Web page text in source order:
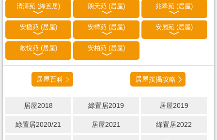
清濤苑 (綠置居) 朗天苑 (居屋) 兆翠苑 (居屋)
安楹苑 (居屋) 安樺苑 (居屋) 安麗苑 (居屋)
啟悅苑 (居屋) 安柏苑 (居屋)
居屋百科 居屋按揭攻略
居屋2018 綠置居2019 居屋2019
綠置居2020/21 居屋2021 綠置居2022